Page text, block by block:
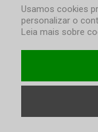
ATA Nº 11-2022
Usamos cookies
personalizar o
Leia mais sobre